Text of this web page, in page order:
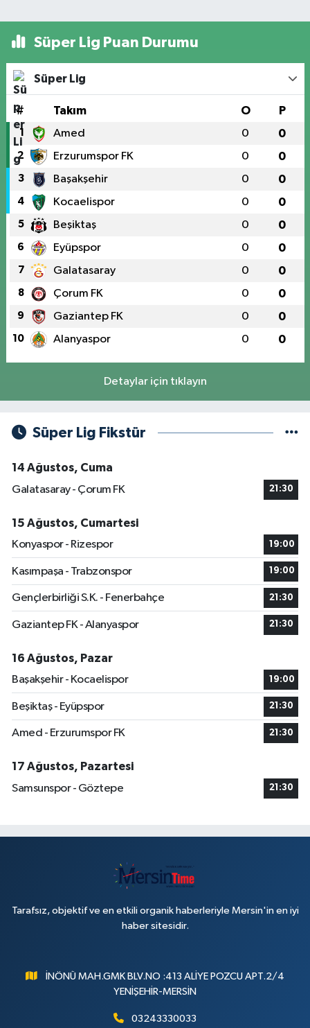
Süper Lig Puan Durumu
Süper Lig
# Takım O P
1 Amed 0 0
2 Erzurumspor FK 0 0
3 Başakşehir 0 0
4 Kocaelispor 0 0
5 Beşiktaş 0 0
6 Eyüpspor 0 0
7 Galatasaray 0 0
8 Çorum FK 0 0
9 Gaziantep FK 0 0
10 Alanyaspor 0 0
Detaylar için tıklayın
Süper Lig Fikstür
14 Ağustos, Cuma
Galatasaray - Çorum FK
21:30
15 Ağustos, Cumartesi
Konyaspor - Rizespor
19:00
Kasımpaşa - Trabzonspor 19:00
Gençlerbirliği S.K. - Fenerbahçe 21:30
Gaziantep FK - Alanyaspor 21:30
16 Ağustos, Pazar
Başakşehir - Kocaelispor
19:00
Beşiktaş - Eyüpspor 21:30
Amed - Erzurumspor FK 21:30
17 Ağustos, Pazartesi
Samsunspor - Göztepe
21:30
Tarafsız, objektif ve en etkili organik haberleriyle Mersin'in en iyi
haber sitesidir.
İNÖNÜ MAH.GMK BLV.NO :413 ALİYE POZCU APT.2/4
YENİŞEHİR-MERSİN
03243330033